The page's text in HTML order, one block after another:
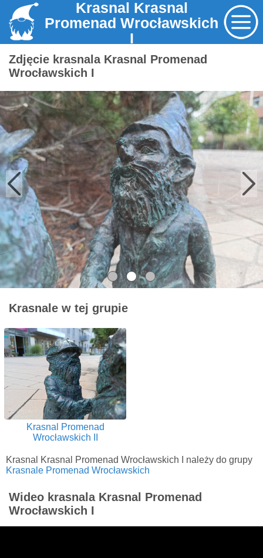
Krasnal Krasnal
Promenad Wrocławskich
I
Zdjęcie krasnala Krasnal Promenad
Wrocławskich I
Krasnale w tej grupie
Krasnal Promenad
Wrocławskich II
Krasnal Krasnal Promenad Wrocławskich I należy do grupy
Krasnale Promenad Wrocławskich
Wideo krasnala Krasnal Promenad
Wrocławskich I